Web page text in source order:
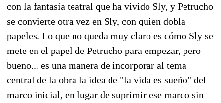
con la fantasía teatral que ha vivido Sly, y Petrucho
se convierte otra vez en Sly, con quien dobla
papeles. Lo que no queda muy claro es cómo Sly se
mete en el papel de Petrucho para empezar, pero
bueno... es una manera de incorporar al tema
central de la obra la idea de "la vida es sueño" del
marco inicial, en lugar de suprimir ese marco sin